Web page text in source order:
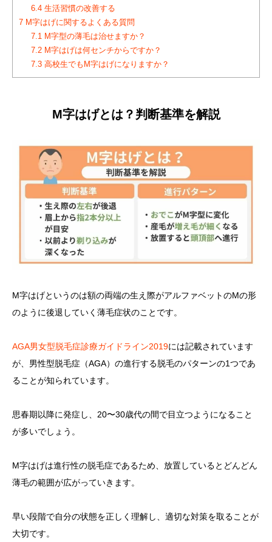
6.4生活習慣の改善する
7 M字はげに関するよくある質問
7.1M字型の薄毛は治せますか？
7.2M字はげは何センチからですか？
7.3高校生でもM字はげになりますか？
M字はげとは？判断基準を解説
M字はげというのは額の両端の生え際がアルファベットのMの形
のように後退していく薄毛症状のことです。
AGA男女型脱毛症診療ガイドライン2019には記載されています
が、男性型脱毛症（AGA）の進行する脱毛のパターンの1つであ
ることが知られています。
思春期以降に発症し、20〜30歳代の間で目立つようになること
が多いでしょう。
M字はげは進行性の脱毛症であるため、放置しているとどんどん
薄毛の範囲が広がっていきます。
早い段階で自分の状態を正しく理解し、適切な対策を取ることが
大切です。